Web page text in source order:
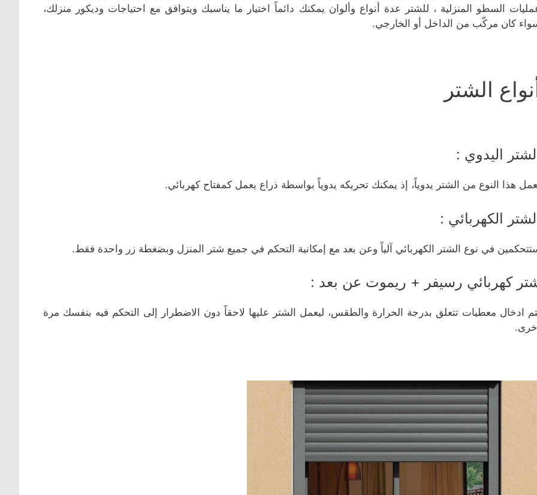
السطو المنزلية ، للشتر عدة أنواع وألوان يمكنك دائماً اختيار ما يناسبك ويتوافق مع احتياجات وديكور منزلك،
كان مركّب من الداخل أو الخارجي.
الشتر
اليدوي :
هذا النوع من الشتر يدوياً، إذ يمكنك تحريكه يدوياً بواسطة ذراع يعمل كمفتاح كهربائي.
الكهربائي :
في نوع الشتر الكهربائي آلياً وعن بعد مع إمكانية التحكم في جميع شتر المنزل وبضغطة زر واحدة فقط.
كهربائي رسيفر + ريموت عن بعد :
ادخال معطيات تتعلق بدرجة الحرارة والطقس، ليعمل الشتر عليها لاحقاً دون الاضطرار إلى التحكم فيه بنفسك مرة